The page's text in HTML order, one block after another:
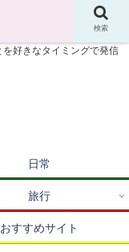
好きなタイミングで発信
日常
旅行
おすすめサイト
検索